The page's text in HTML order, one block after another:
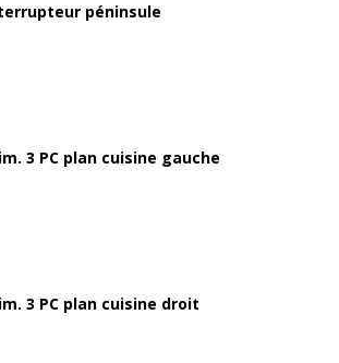
péninsule
3 PC plan cuisine gauche
3 PC plan cuisine droit